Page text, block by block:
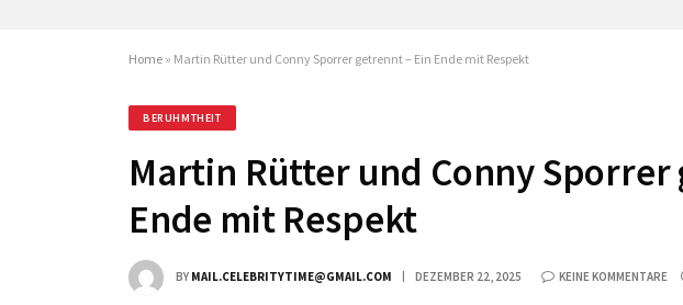
Home » Martin Rütter und Conny Sporrer getrennt – Ein Ende mit Respekt
BERUHMTHEIT
Martin Rütter und Conny Sporrer
Ende mit Respekt
BY MAIL.CELEBRITYTIME@GMAIL.COM DEZEMBER 22, 2025 KEINE KOMMENTARE